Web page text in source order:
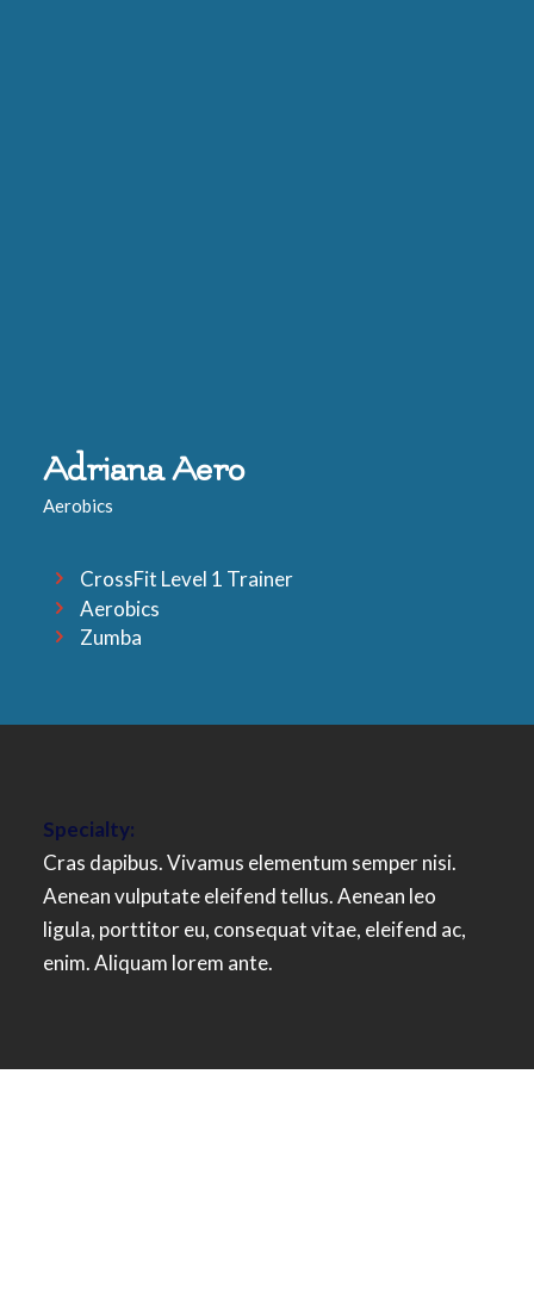
Adriana Aero
Aerobics
CrossFit Level 1 Trainer
Aerobics
Zumba
Specialty:
Cras dapibus. Vivamus elementum semper nisi.
Aenean vulputate eleifend tellus. Aenean leo
ligula, porttitor eu, consequat vitae, eleifend ac,
enim. Aliquam lorem ante.